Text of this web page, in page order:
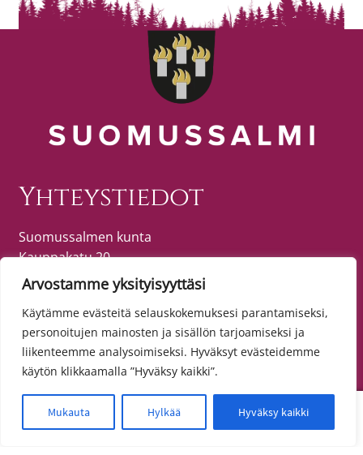
Arvostamme yksityisyyttäsi
Käytämme evästeitä selauskokemuksesi parantamiseksi,
personoitujen mainosten ja sisällön tarjoamiseksi ja
liikenteemme analysoimiseksi. Hyväksyt evästeidemme
käytön klikkaamalla ”Hyväksy kaikki”.
Mukauta Hylkää Hyväksy kaikki
Yhteystiedot
Suomussalmen kunta
Kauppakatu 20
89600 SUOMUSSALMI
puh. (08) 615 55 51 (vaihde)
Tietosuoja
Toimitusehdot
Tietosuojaseloste
Etsi:
Haku